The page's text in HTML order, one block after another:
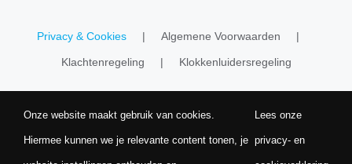
Privacy & Cookies Algemene Voorwaarden
Klachtenregeling Klokkenluidersregeling
Onze website maakt gebruik van cookies.
Hiermee kunnen we je relevante content tonen, je
Lees onze
privacy- en